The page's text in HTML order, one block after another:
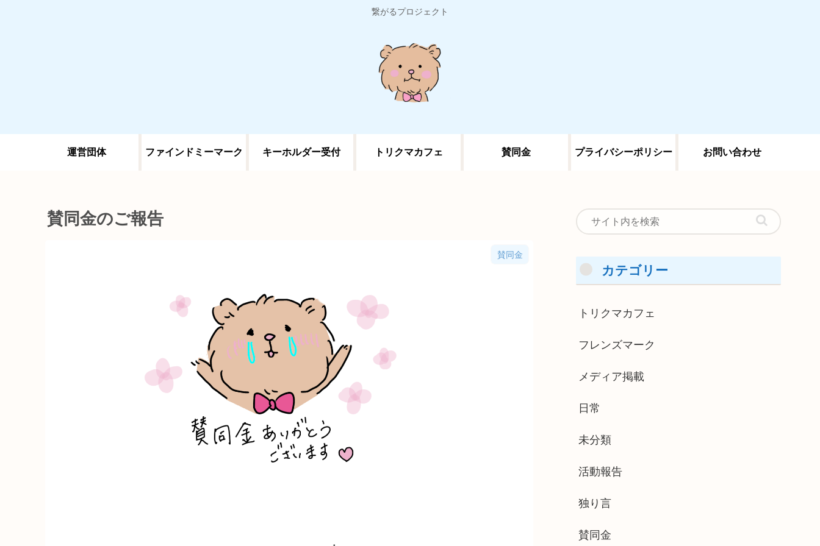
繋がるプロジェクト
運営団体 ファインドミーマーク キーホルダー受付 トリクマカフェ 賛同金 プライバシーポリシー お問い合わせ
賛同金のご報告
賛同金
カテゴリー
トリクマカフェ
フレンズマーク
メディア掲載
日常
未分類
活動報告
独り言
賛同金